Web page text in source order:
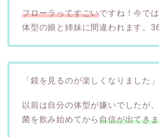
フローラってすごいですね！今で
体型の娘と姉妹に間違われます。
「鏡を見るのが楽しくなりました」
以前は自分の体型が嫌いでしたが
菌を飲み始めてから自信が出てき